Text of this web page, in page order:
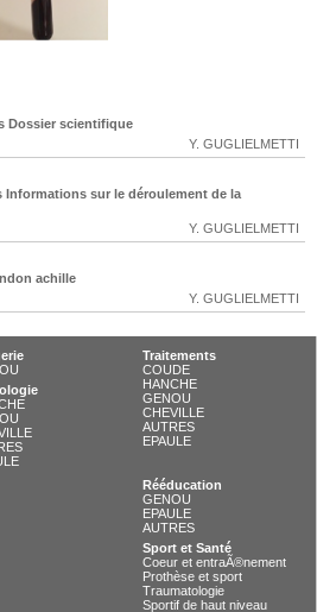
Dossier scientifique
Y. GUGLIELMETTI
Informations sur le déroulement de la
Y. GUGLIELMETTI
achille
Y. GUGLIELMETTI
Traitements
COUDE
HANCHE
GENOU
CHEVILLE
AUTRES
EPAULE
Rééducation
GENOU
EPAULE
AUTRES
Sport et Santé
Coeur et entraÃ®nement
Prothèse et sport
Traumatologie
Sportif de haut niveau